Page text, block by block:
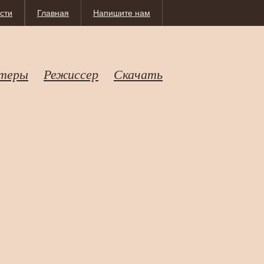
Напишите нам
Главная
Режиссер Скачать